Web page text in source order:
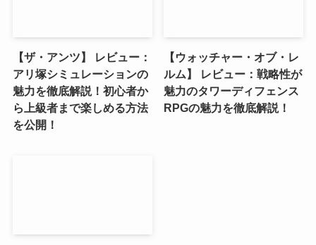
【ザ・アンツ】 レビュー：
アリ塚シミュレーションの
魅力を徹底解説！初心者か
ら上級者まで楽しめる方法
を公開！
【ウォッチャー・オブ・レ
ルム】 レビュー：戦略性が
魅力のタワーディフェンス
RPGの魅力を徹底解説！